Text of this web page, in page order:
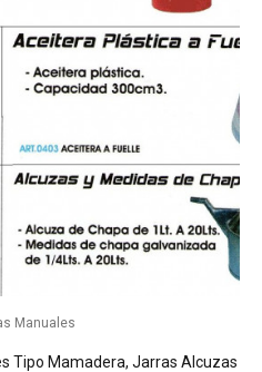
Manuales
Tipo Mamadera, Jarras Alcuzas